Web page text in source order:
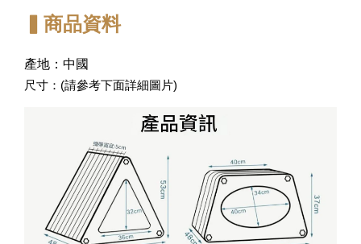
▍商品資料
產地：中國
尺寸：(請參考下面詳細圖片)